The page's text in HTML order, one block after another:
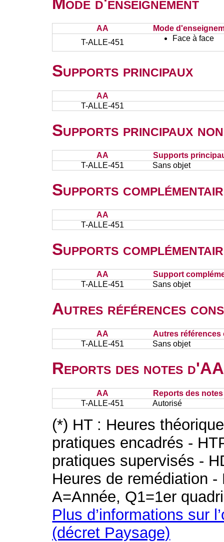
AA
Mode
T-ALLE-451
Face à face
Supports principaux
AA
T-ALLE-451
Supports principaux
AA
Supports
T-ALLE-451
Sans objet
Supports
AA
T-ALLE-451
Supports
AA
Support
T-ALLE-451
Sans objet
Autres références
AA
Autres références
T-ALLE-451
Sans objet
Reports des notes
AA
Reports des
T-ALLE-451
Autorisé
(*) HT : Heures
pratiques encadrés -
pratiques supervisés -
Heures de remédiation
A=Année, Q1=1er
Plus d’informations sur
(décret Paysage)